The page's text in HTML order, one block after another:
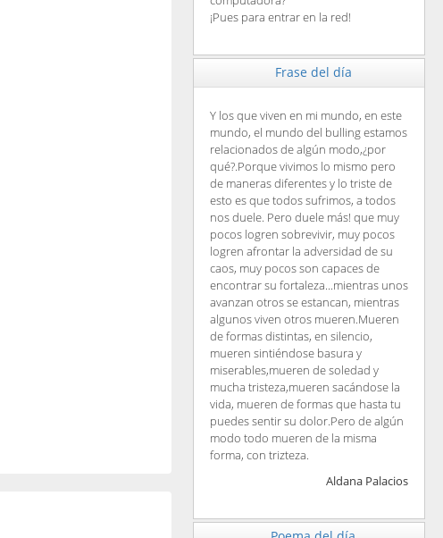
¡Pues para entrar en la red!
Frase del día
Y los que viven en mi mundo, en este
mundo, el mundo del bulling estamos
relacionados de algún modo,¿por
qué?.Porque vivimos lo mismo pero
de maneras diferentes y lo triste de
esto es que todos sufrimos, a todos
nos duele. Pero duele más! que muy
pocos logren sobrevivir, muy pocos
logren afrontar la adversidad de su
caos, muy pocos son capaces de
encontrar su fortaleza...mientras unos
avanzan otros se estancan, mientras
algunos viven otros mueren.Mueren
de formas distintas, en silencio,
mueren sintiéndose basura y
miserables,mueren de soledad y
mucha tristeza,mueren sacándose la
vida, mueren de formas que hasta tu
puedes sentir su dolor.Pero de algún
modo todo mueren de la misma
forma, con trizteza.
Aldana Palacios